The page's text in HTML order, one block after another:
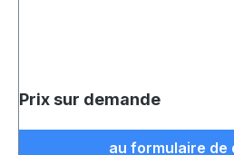
Prix sur demande
au formulaire de